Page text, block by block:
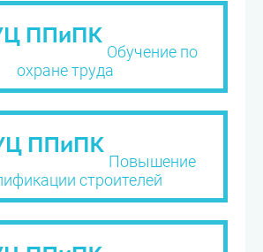
Обучение по
охране труда
Повышение
строителей